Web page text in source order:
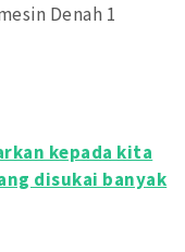
Denah 1
kepada kita
disukai banyak